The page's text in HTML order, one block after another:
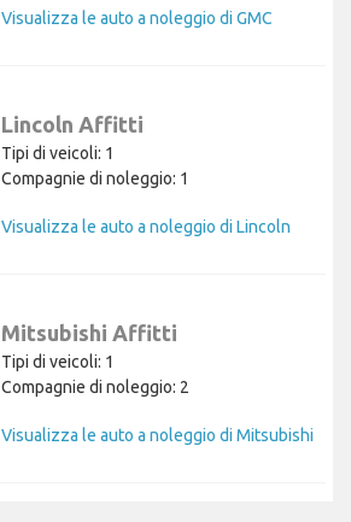
Visualizza le auto a noleggio di GMC
Lincoln Affitti
Tipi di veicoli: 1
Compagnie di noleggio: 1
Visualizza le auto a noleggio di Lincoln
Mitsubishi Affitti
Tipi di veicoli: 1
Compagnie di noleggio: 2
Visualizza le auto a noleggio di Mitsubishi